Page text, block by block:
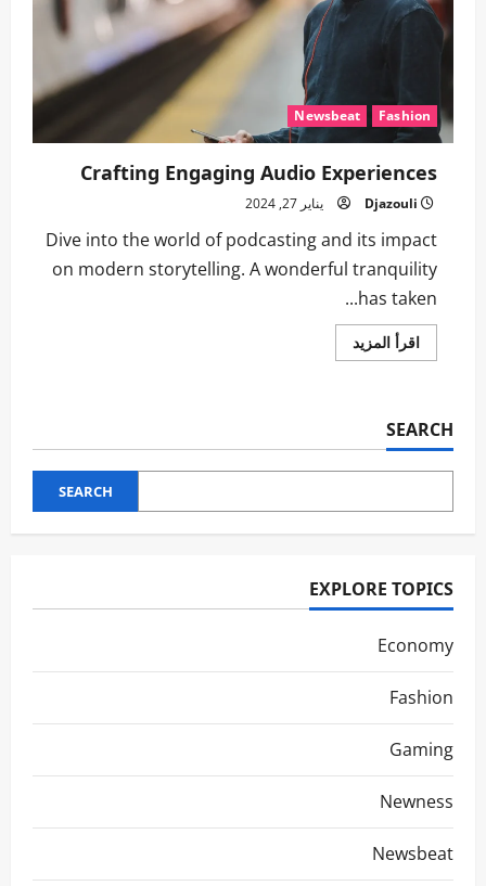
Fashion
Newsbeat
Crafting Engaging Audio Experiences
Djazouli يناير 27, 2024
Dive into the world of podcasting and its impact
on modern storytelling. A wonderful tranquility
has taken...
اقرأ المزيداقرأ
المزيد
SEARCH
SEARCH
EXPLORE TOPICS
Economy
Fashion
Gaming
Newness
Newsbeat